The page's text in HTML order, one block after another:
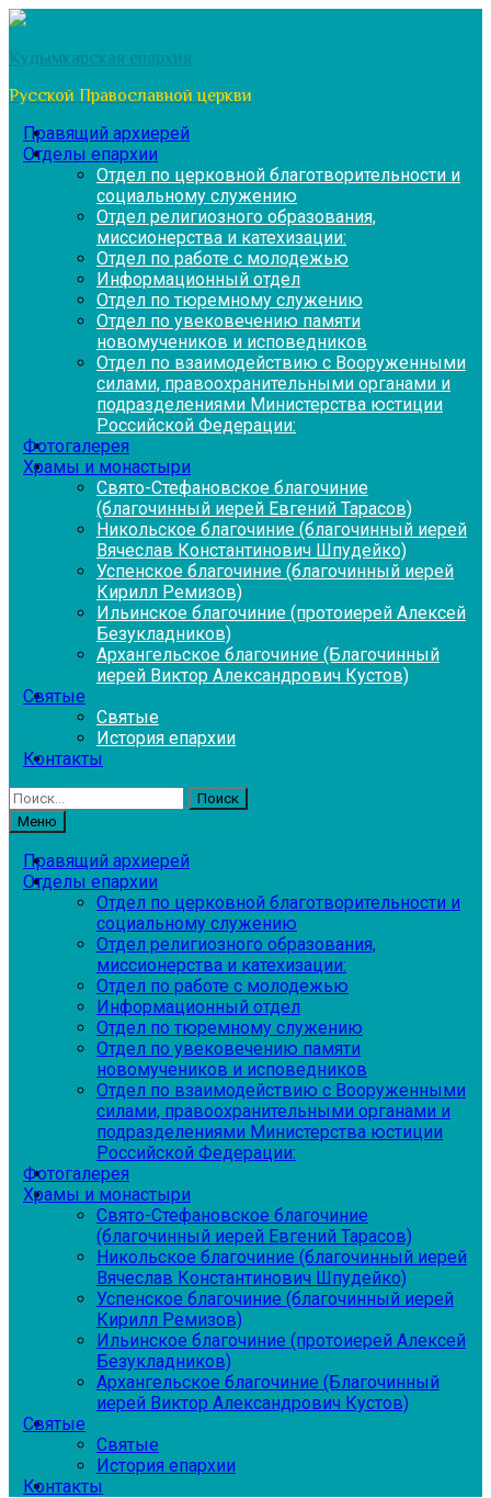
Перейти
содержимому
Кудымкарская епархия
Русской Православной церкви
Правящий архиерей
Отделы епархии
Отдел по церковной благотворительности и
социальному служению
Отдел религиозного образования,
миссионерства и катехизации:
Отдел по работе с молодежью
Информационный отдел
Отдел по тюремному служению
Отдел по увековечению памяти
новомучеников и исповедников
Отдел по взаимодействию с Вооруженными
силами, правоохранительными органами и
подразделениями Министерства юстиции
Российской Федерации:
Фотогалерея
Храмы и монастыри
Свято-Стефановское благочиние
(благочинный иерей Евгений Тарасов)
Никольское благочиние (благочинный иерей
Вячеслав Константинович Шпудейко)
Успенское благочиние (благочинный иерей
Кирилл Ремизов)
Ильинское благочиние (протоиерей Алексей
Безукладников)
Архангельское благочиние (Благочинный
иерей Виктор Александрович Кустов)
Святые
Святые
История епархии
Контакты
Найти:
Меню
Правящий архиерей
Отделы епархии
Отдел по церковной благотворительности и
социальному служению
Отдел религиозного образования,
миссионерства и катехизации:
Отдел по работе с молодежью
Информационный отдел
Отдел по тюремному служению
Отдел по увековечению памяти
новомучеников и исповедников
Отдел по взаимодействию с Вооруженными
силами, правоохранительными органами и
подразделениями Министерства юстиции
Российской Федерации:
Фотогалерея
Храмы и монастыри
Свято-Стефановское благочиние
(благочинный иерей Евгений Тарасов)
Никольское благочиние (благочинный иерей
Вячеслав Константинович Шпудейко)
Успенское благочиние (благочинный иерей
Кирилл Ремизов)
Ильинское благочиние (протоиерей Алексей
Безукладников)
Архангельское благочиние (Благочинный
иерей Виктор Александрович Кустов)
Святые
Святые
История епархии
Контакты